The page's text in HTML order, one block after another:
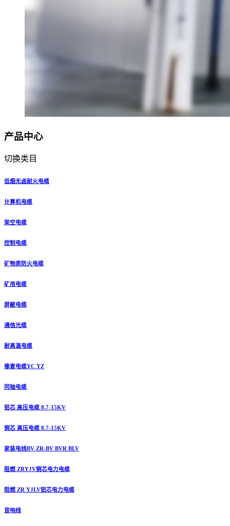
产品中心
切换类目
低烟无卤耐火电缆
计算机电缆
架空电缆
控制电缆
矿物质防火电缆
矿用电缆
屏蔽电缆
通信光缆
耐高温电缆
橡套电缆YC YZ
同轴电缆
铝芯 高压电缆 8.7-15KV
铜芯 高压电缆 8.7-15KV
家装电线BV ZR-BV BVR BLV
阻燃 ZRYJV铜芯电力电缆
阻燃 ZR YJLV铝芯电力电缆
音响线